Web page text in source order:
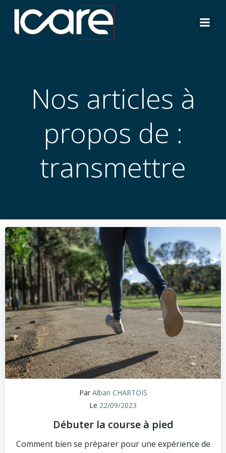
Aller
au
Nos articles à
propos de :
transmettre
Par Alban CHARTOIS
Le 22/09/2023
Débuter la course à pied
Comment bien se préparer pour une expérience de